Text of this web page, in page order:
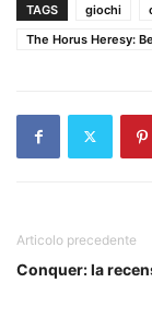
TAGS giochi
The Horus Heresy:
Articolo precedente
Conquer: la